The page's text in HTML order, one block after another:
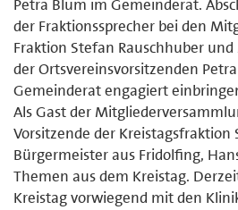
Petra Blum im Gemeinderat.
der Fraktionssprecher bei den
Fraktion Stefan Rauschhuber
der Ortsvereinsvorsitzenden
Gemeinderat engagiert
Als Gast der
Vorsitzende der Kreistagsfraktion
Bürgermeister aus Fridolfing,
Themen aus dem Kreistag.
Kreistag vorwiegend mit den